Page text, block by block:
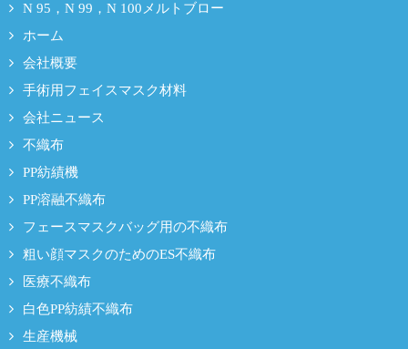
N 95，N 99，N 100メルトブロー
ホーム
会社概要
手術用フェイスマスク材料
会社ニュース
不織布
PP紡績機
PP溶融不織布
フェースマスクバッグ用の不織布
粗い顔マスクのためのES不織布
医療不織布
白色PP紡績不織布
生産機械